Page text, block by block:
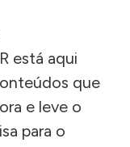
está aqui
que
e leve o
para o